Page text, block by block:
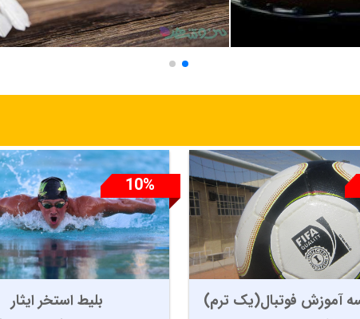
پزشکی و درمان
عکاسی و گرافیگ
بلیط استخر ایثار
10%